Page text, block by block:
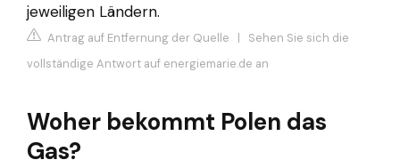
jeweiligen Ländern.
Antrag auf Entfernung der Quelle | Sehen Sie sich die
vollständige Antwort auf energiemarie.de an
Woher bekommt Polen das
Gas?